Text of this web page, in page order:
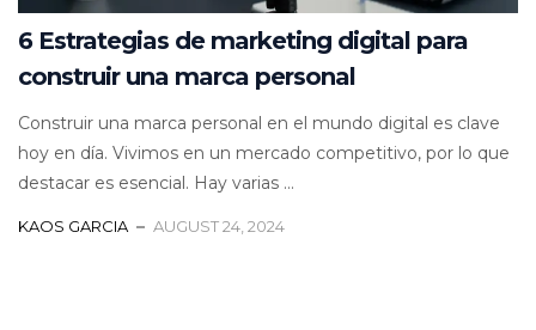
6 Estrategias de marketing digital para
construir una marca personal
Construir una marca personal en el mundo digital es clave
hoy en día. Vivimos en un mercado competitivo, por lo que
destacar es esencial. Hay varias ...
KAOS GARCIA AUGUST 24, 2024